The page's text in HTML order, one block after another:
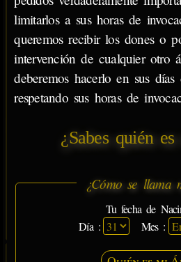
limitarlos a sus horas de
queremos recibir los dones o
intervención de cualquier otro
deberemos hacerlo en sus
respetando sus horas de
¿Sabes quién
¿Cómo se llama
Tu fecha de
Día :
Mes :